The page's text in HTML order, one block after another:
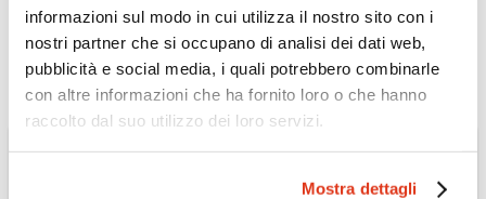
informazioni sul modo in cui utilizza il nostro sito con i
nostri partner che si occupano di analisi dei dati web,
pubblicità e social media, i quali potrebbero combinarle
con altre informazioni che ha fornito loro o che hanno
raccolto dal suo utilizzo dei loro servizi.
Mostra dettagli
Scopri l'Hotel »